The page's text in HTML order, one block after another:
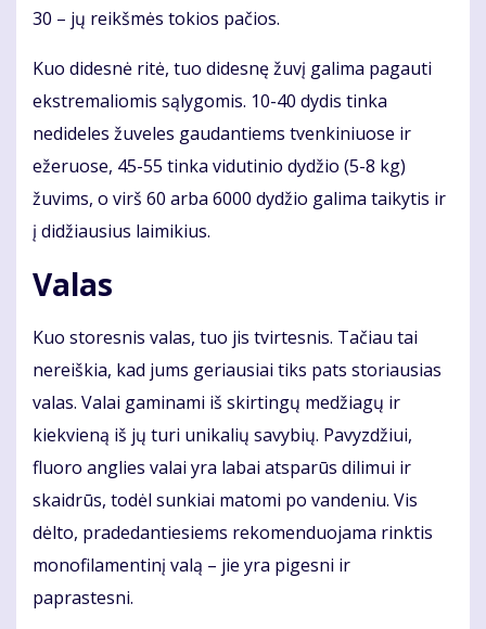
30 – jų reikšmės tokios pačios.
Kuo didesnė ritė, tuo didesnę žuvį galima pagauti
ekstremaliomis sąlygomis. 10-40 dydis tinka
nedideles žuveles gaudantiems tvenkiniuose ir
ežeruose, 45-55 tinka vidutinio dydžio (5-8 kg)
žuvims, o virš 60 arba 6000 dydžio galima taikytis ir
į didžiausius laimikius.
Valas
Kuo storesnis valas, tuo jis tvirtesnis. Tačiau tai
nereiškia, kad jums geriausiai tiks pats storiausias
valas. Valai gaminami iš skirtingų medžiagų ir
kiekvieną iš jų turi unikalių savybių. Pavyzdžiui,
fluoro anglies valai yra labai atsparūs dilimui ir
skaidrūs, todėl sunkiai matomi po vandeniu. Vis
dėlto, pradedantiesiems rekomenduojama rinktis
monofilamentinį valą – jie yra pigesni ir
paprastesni.